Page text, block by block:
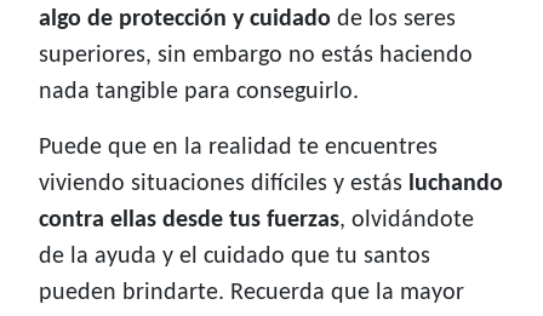
algo de protección y cuidado de los seres
superiores, sin embargo no estás haciendo
nada tangible para conseguirlo.
Puede que en la realidad te encuentres
viviendo situaciones difíciles y estás luchando
contra ellas desde tus fuerzas, olvidándote
de la ayuda y el cuidado que tu santos
pueden brindarte. Recuerda que la mayor